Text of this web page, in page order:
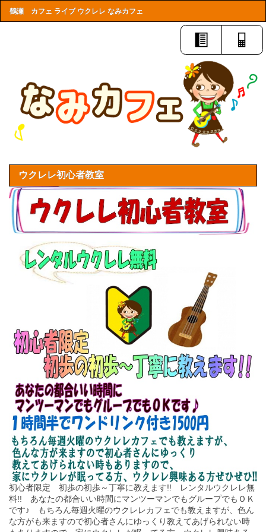
鶴瀬 カフェ ライブ ウクレレ なみカフェ
ウクレレ初心者教室
初心者限定 初歩の初歩～丁寧に教えます!! レンタルウクレレ無
料!! あなたの都合いい時間にマンツーマンでもグループでもＯＫ
です♪ もちろん毎週火曜のウクレレカフェでも教えますが、色ん
な方がも来ますので初心者さんにゆっくり教えてあげられない時